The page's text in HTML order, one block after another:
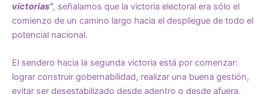
victorias”, señalamos que la victoria electoral era sólo el
comienzo de un camino largo hacia el despliegue de todo el
potencial nacional.
El sendero hacia la segunda victoria está por comenzar:
lograr construir gobernabilidad, realizar una buena gestión,
evitar ser desestabilizado desde adentro o desde afuera,